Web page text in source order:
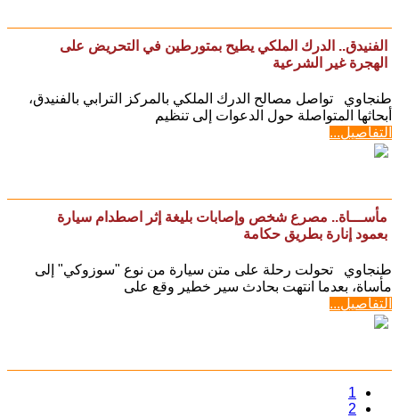
الهجرة غير الشرعية
​طنجاوي تواصل مصالح الدرك الملكي بالمركز الترابي بالفنيدق،
أبحاثها المتواصلة حول الدعوات إلى تنظيم
بعمود إنارة بطريق حكامة
طنجاوي تحولت رحلة على متن سيارة من نوع "سوزوكي" إلى
مأساة، بعدما انتهت بحادث سير خطير وقع على